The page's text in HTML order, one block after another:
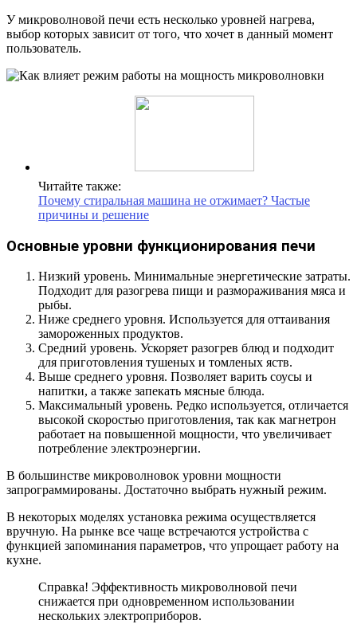
У микроволновой печи есть несколько уровней нагрева,
выбор которых зависит от того, что хочет в данный момент
пользователь.
Читайте также:
Почему стиральная машина не отжимает? Частые
причины и решение
Основные уровни функционирования печи
Низкий уровень. Минимальные энергетические затраты.
Подходит для разогрева пищи и размораживания мяса и
рыбы.
Ниже среднего уровня. Используется для оттаивания
замороженных продуктов.
Средний уровень. Ускоряет разогрев блюд и подходит
для приготовления тушеных и томленых яств.
Выше среднего уровня. Позволяет варить соусы и
напитки, а также запекать мясные блюда.
Максимальный уровень. Редко используется, отличается
высокой скоростью приготовления, так как магнетрон
работает на повышенной мощности, что увеличивает
потребление электроэнергии.
В большинстве микроволновок уровни мощности
запрограммированы. Достаточно выбрать нужный режим.
В некоторых моделях установка режима осуществляется
вручную. На рынке все чаще встречаются устройства с
функцией запоминания параметров, что упрощает работу на
кухне.
Справка! Эффективность микроволновой печи
снижается при одновременном использовании
нескольких электроприборов.